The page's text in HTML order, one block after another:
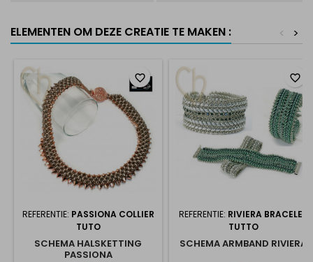
ELEMENTEN OM DEZE CREATIE TE MAKEN : >
<
REFERENTIE: PASSIONA COLLIER
TUTO
SCHEMA HALSKETTING
PASSIONA
favorite_border
REFERENTIE: RIVIERA BRACELET
TUTTO
SCHEMA ARMBAND RIVIERA
favorite_border